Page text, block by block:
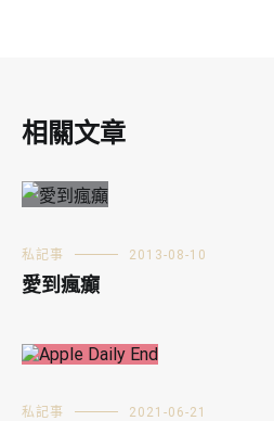
相關文章
私記事 2013-08-10
愛到瘋癲
私記事 2021-06-21